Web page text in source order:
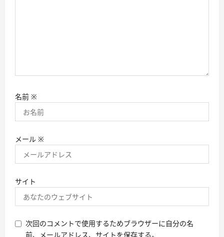
名前 ※
メール ※
サイト
次回のコメントで使用するためブラウザーに自分の名
前、メールアドレス、サイトを保存する。